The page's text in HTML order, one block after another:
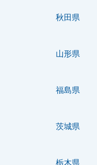
秋田県
山形県
福島県
茨城県
栃木県